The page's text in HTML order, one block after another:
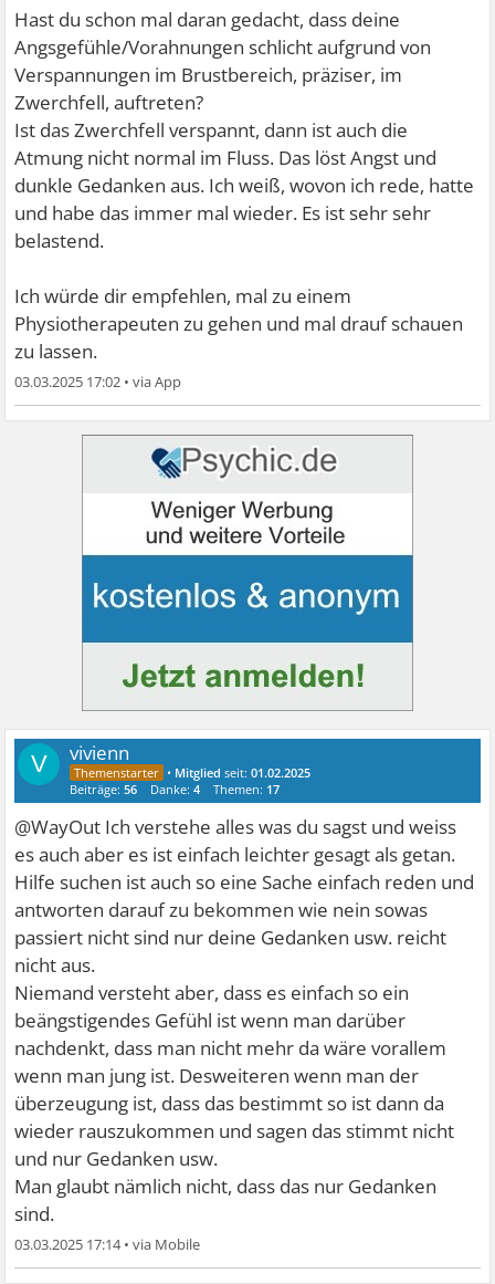
Hast du schon mal daran gedacht, dass deine
Angsgefühle/Vorahnungen schlicht aufgrund von
Verspannungen im Brustbereich, präziser, im
Zwerchfell, auftreten?
Ist das Zwerchfell verspannt, dann ist auch die
Atmung nicht normal im Fluss. Das löst Angst und
dunkle Gedanken aus. Ich weiß, wovon ich rede, hatte
und habe das immer mal wieder. Es ist sehr sehr
belastend.
Ich würde dir empfehlen, mal zu einem
Physiotherapeuten zu gehen und mal drauf schauen
zu lassen.
03.03.2025 17:02 •
V vivienn
• Mitglied seit:01.02.2025
Beiträge:56 Danke:4 Themen: 17
@WayOut Ich verstehe alles was du sagst und weiss
es auch aber es ist einfach leichter gesagt als getan.
Hilfe suchen ist auch so eine Sache einfach reden und
antworten darauf zu bekommen wie nein sowas
passiert nicht sind nur deine Gedanken usw. reicht
nicht aus.
Niemand versteht aber, dass es einfach so ein
beängstigendes Gefühl ist wenn man darüber
nachdenkt, dass man nicht mehr da wäre vorallem
wenn man jung ist. Desweiteren wenn man der
überzeugung ist, dass das bestimmt so ist dann da
wieder rauszukommen und sagen das stimmt nicht
und nur Gedanken usw.
Man glaubt nämlich nicht, dass das nur Gedanken
sind.
03.03.2025 17:14•